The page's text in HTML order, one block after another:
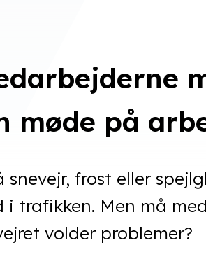
møde på
frost eller
trafikken. Men må
volder problemer?